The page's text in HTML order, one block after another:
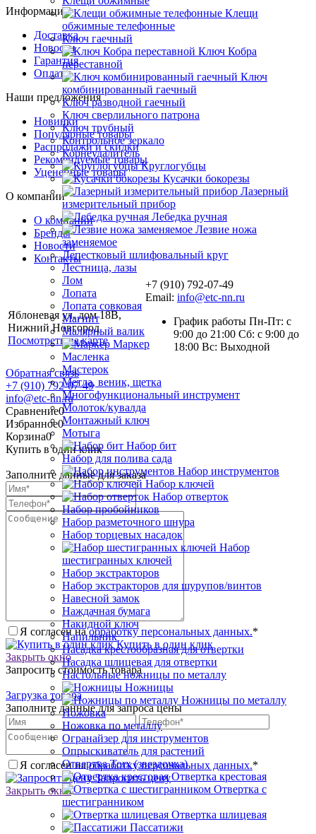
Клещи
обжимные телефонные
Ключ гаечный
Ключ Кобра
переставной
Ключ
комбинированный гаечный
Ключ разводной гаечный
Ключ сверлильного патрона
Ключ трубный
Контрольное зеркало
Корнеудалитель
Круглогубцы
Кусачки бокорезы
Лазерный
измерительный прибор
Лебедка ручная
Лезвие ножа
заменяемое
Лепестковый шлифовальный круг
Лестница, лазы
Лом
Лопата
Лопата совковая
Магнит
Малярный валик
Маркер
Масленка
Мастерок
Метла, веник, щетка
Многофункциональный инструмент
Молоток/кувалда
Монтажный ключ
Мотыга
Набор бит
Набор для полива сада
Набор инструментов
Набор ключей
Набор отверток
Набор пробойников
Набор разметочного шнура
Набор торцевых насадок
Набор
шестигранных ключей
Набор экстракторов
Набор экстракторов для шурупов/винтов
Навесной замок
Наждачная бумага
Накидной ключ
Напильник
Насадка крестообразная для отвертки
Насадка шлицевая для отвертки
Настольные ножницы по металлу
Ножницы
Ножницы по металлу
Ножовка
Ножовка по металлу
Огранайзер для инструментов
Опрыскиватель для растений
Отвертка Torx (звездочка)
Отвертка крестовая
Отвертка с
шестигранником
Отвертка шлицевая
Пассатижи
Информация
Доставка
Новости
Гарантия
Оплата
Наши предложения
Новинки
Популярные товары
Распродажи и скидки
Рекомендуемые товары
Уцененные товары
О компании
О компании
Бренды
Новости
Контакты
Яблоневая ул. дом 18В,
Нижний Новгород
Посмотреть на карте
+7 (910) 792-07-49
Email: info@etc-nn.ru
График работы Пн-Пт: с
9:00 до 21:00 Сб: с 9:00 до
18:00 Вс: Выходной
Обратная связь
+7 (910) 792-07-49
info@etc-nn.ru
Сравнение0
Избранное0
Корзина0
Купить в один клик
Заполните данные для заказа
Я согласен наобработку персональных данных.*
Купить в один клик
Закрыть окно
Запросить стоимость товара
Загрузка товара
Заполните данные для запроса цены
Я согласен наобработку персональных данных.*
Запросить цену
Закрыть окно